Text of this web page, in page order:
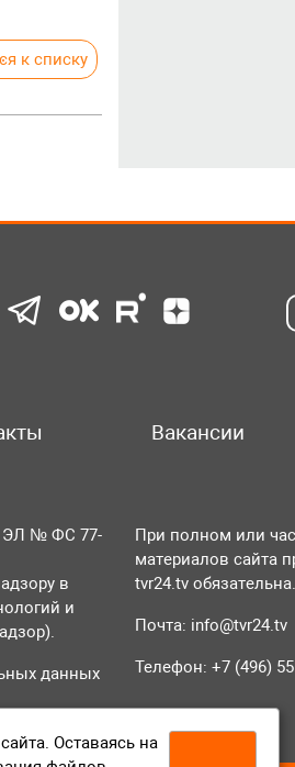
к списку
Вакансии
ЭЛ № ФС 77-
в
и
данных
данных
При полном или
материалов сайта
tvr24.tv обязательна.
Почта: info@tvr24.tv
Телефон: +7 (496)
Оставаясь на